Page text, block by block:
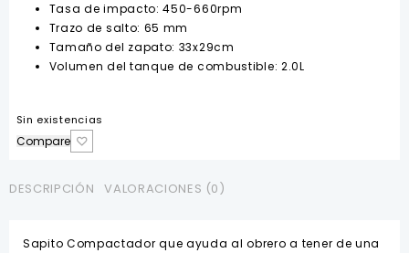
Tasa de impacto: 450-660rpm
Trazo de salto: 65 mm
Tamaño del zapato: 33x29cm
Volumen del tanque de combustible: 2.0L
Sin existencias
Compare
DESCRIPCIÓN VALORACIONES (0)
Sapito Compactador que ayuda al obrero a tener de una